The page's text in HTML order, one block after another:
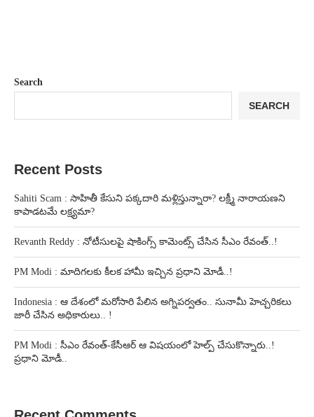
Search
SEARCH
Recent Posts
Sahiti Scam : సాహితీ కేసుని పక్కదారి మళ్లిస్తున్నారా? లక్ష్మీ నారాయణని
కాపాడటమే లక్ష్యమా?
Revanth Reddy : నోటీసులపై షాకింగ్స్ కామెంట్స్ చేసిన సీఎం రేవంత్..!
PM Modi : మాదిగలకు కీలక హామీ ఇచ్చిన ప్రధాని మోడీ..!
Indonesia : ఆ దేశంలో మరోసారి పేలిన అగ్నిపర్వతం.. సునామీ హెచ్చరికలు
జారీ చేసిన అధికారులు.. !
PM Modi : సీఎం రేవంత్-కేసీఆర్ ఆ విషయంలో హెల్ప్ చేసుకొన్నారు..!
ప్రధాని మోడీ..